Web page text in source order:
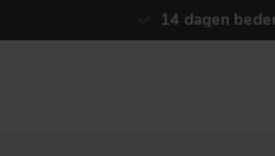
14 dagen